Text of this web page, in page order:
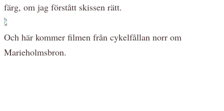
färg, om jag förstått skissen rätt.
Och här kommer filmen från cykelfållan norr om
Marieholmsbron.